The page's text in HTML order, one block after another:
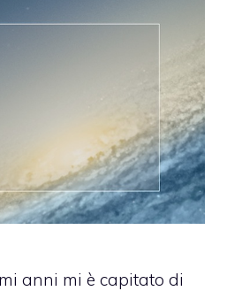
anni mi è capitato di